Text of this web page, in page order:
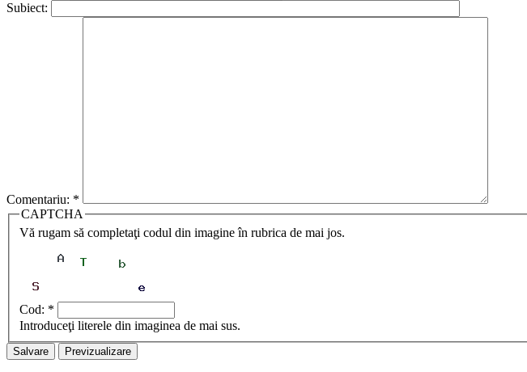
Subiect:
Comentariu: *
CAPTCHA
Vă rugam să completaţi codul din imagine în rubrica de mai jos.
Cod: *
Introduceţi literele din imaginea de mai sus.